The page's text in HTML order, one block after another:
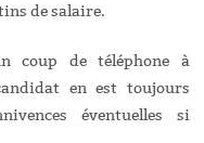
de salaire.
coup de téléphone à
en est toujours
éventuelles si